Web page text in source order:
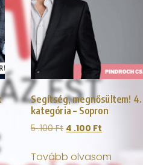
Segítség, megnősültem! 4.
kategória – Sopron
5 .100Ft 4 .100 Ft
Tovább olvasom